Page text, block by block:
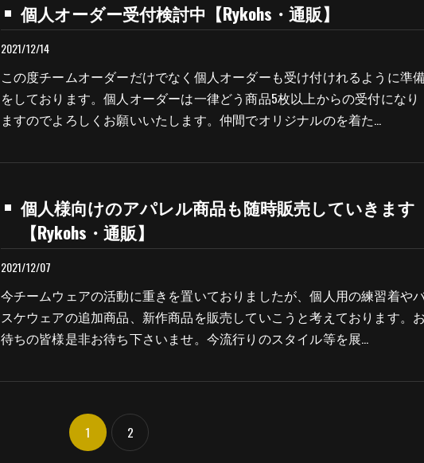
個人オーダー受付検討中【Rykohs・通販】
2021/12/14
この度チームオーダーだけでなく個人オーダーも受け付けれるように準
をしております。個人オーダーは一律どう商品5枚以上からの受付になり
ますのでよろしくお願いいたします。仲間でオリジナルのを着た…
個人様向けのアパレル商品も随時販売していきます
【Rykohs・通販】
2021/12/07
今チームウェアの活動に重きを置いておりましたが、個人用の練習着や
スケウェアの追加商品、新作商品を販売していこうと考えております。
待ちの皆様是非お待ち下さいませ。今流行りのスタイル等を展…
1 2